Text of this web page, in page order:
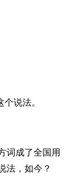
说法。
词成了全国用
法，如今？